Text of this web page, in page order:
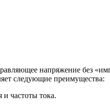
напряжение без
следующие преимущества:
частоты тока.